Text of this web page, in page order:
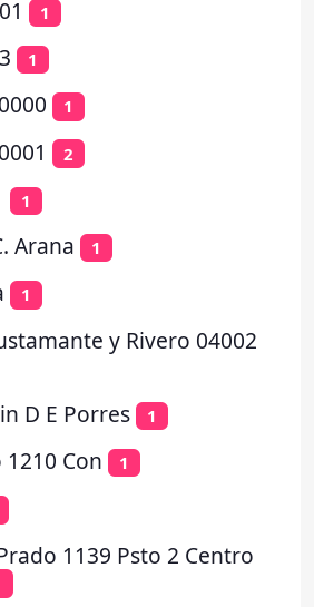
1
1
1
2
1
Arana 1
1
y Rivero 04002
D E Porres 1
1210 Con 1
1139 Psto 2 Centro